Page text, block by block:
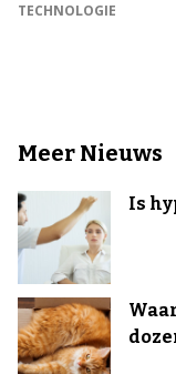
TECHNOLOGIE
Meer Nieuws
Is